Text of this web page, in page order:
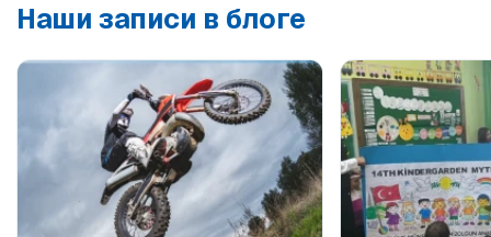
Наши записи в блоге